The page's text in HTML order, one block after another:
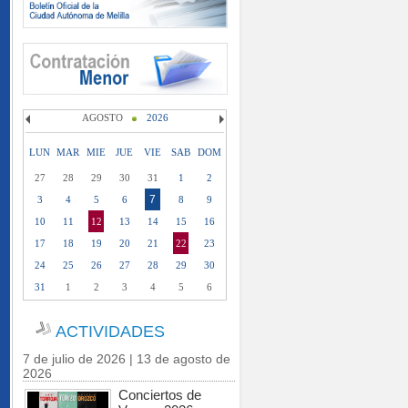
AGOSTO 2026
LUN MAR MIE JUE VIE SAB DOM
27 28 29 30 31 1
2
3
4 5 6 7 8
9
10
11 12 13 14 15
16
17
18 19 20 21 22
23
24
25 26 27 28 29
30
31
1 2 3 4 5 6
ACTIVIDADES
7 de julio de 2026 | 13 de agosto de
2026
Conciertos de